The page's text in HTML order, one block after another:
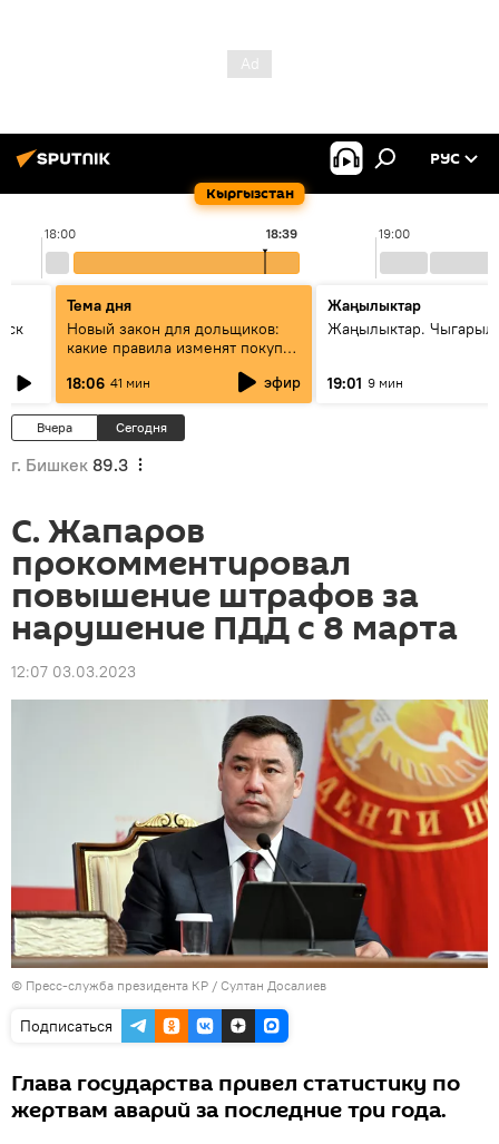
Кыргызстан
РУС
18:00 19:00
18:39
Тема дня
Новый закон для дольщиков:
какие правила изменят покупку
18:06 41 мин эфир
Жаңылыктар
Жаңылыктар.
19:01 9 мин
Вчера Сегодня
г. Бишкек 89.3
C. Жапаров
прокомментировал
повышение штрафов за
нарушение ПДД с 8 марта
12:07 03.03.2023
© Пресс-служба президента КР / Султан Досалиев
Подписаться
Глава государства привел статистику по
жертвам аварий за последние три года.